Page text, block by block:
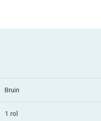
Bruin
1 rol